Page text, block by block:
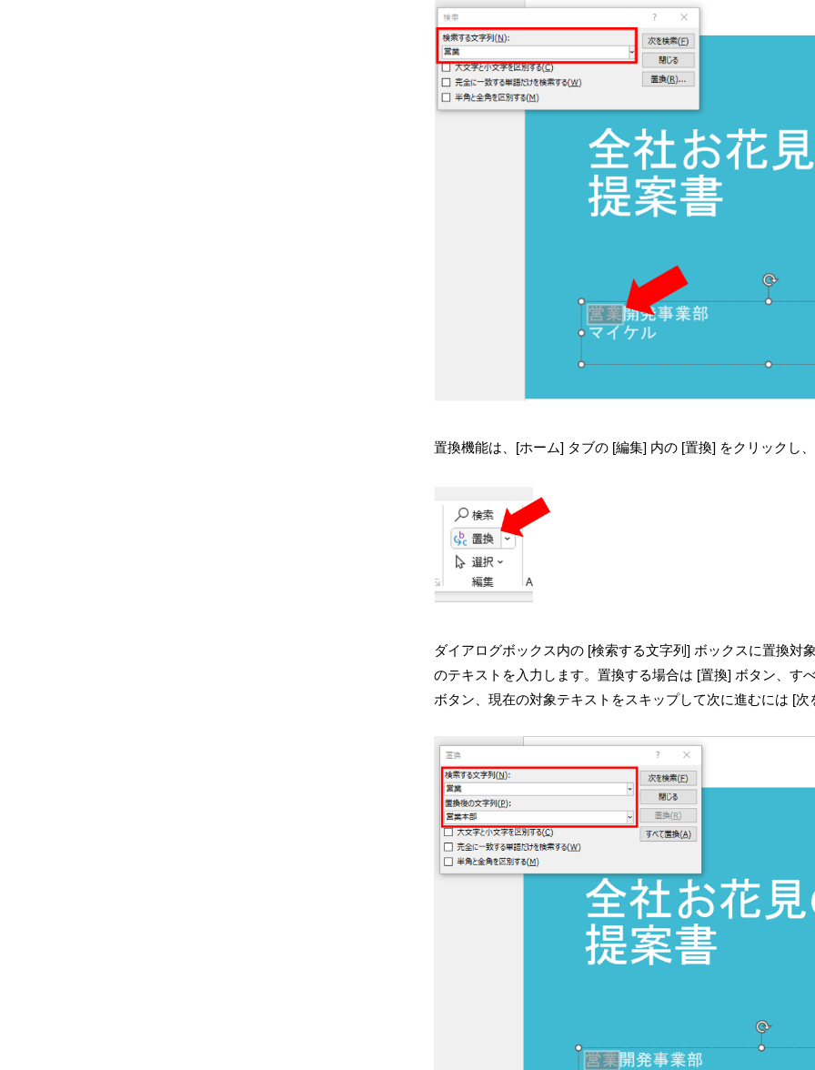
置換機能は、[ホーム] タブの [編集] 内の [置換] をクリックし
ダイアログボックス内の [検索する文字列] ボックスに置換
のテキストを入力します。置換する場合は [置換] ボタン、す
ボタン、現在の対象テキストをスキップして次に進むには [